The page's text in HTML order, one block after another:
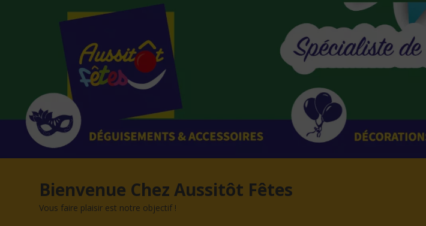
Bienvenue Chez Aussitôt Fêtes
Vous faire plaisir est notre objectif !